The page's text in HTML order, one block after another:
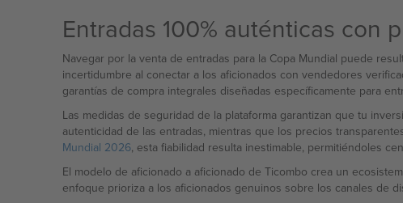
Entradas 100% auténticas con
Navegar por la venta de entradas para la Copa Mundial puede
incertidumbre al conectar a los aficionados con vendedores
garantías de compra integrales diseñadas específicamente para
Las medidas de seguridad de la plataforma garantizan que tu
autenticidad de las entradas, mientras que los precios
Mundial 2026, esta fiabilidad resulta inestimable, permitiéndoles
El modelo de aficionado a aficionado de Ticombo crea un
enfoque prioriza a los aficionados genuinos sobre los canales de